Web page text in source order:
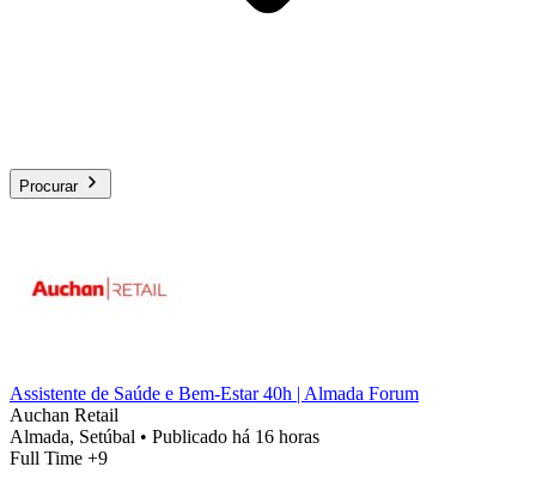
Procurar
Assistente de Saúde e Bem-Estar 40h | Almada Forum
Auchan Retail
Almada, Setúbal • Publicado há 16 horas
Full Time +9